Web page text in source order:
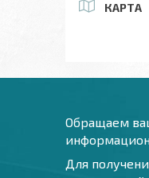
КАРТА
Обращаем
Для